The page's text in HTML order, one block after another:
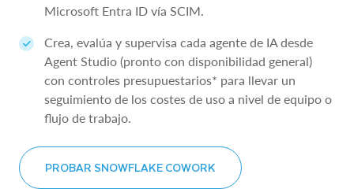
Microsoft Entra ID vía SCIM.
Crea, evalúa y supervisa cada agente de IA desde
Agent Studio (pronto con disponibilidad general)
con controles presupuestarios* para llevar un
seguimiento de los costes de uso a nivel de equipo o
flujo de trabajo.
PROBAR SNOWFLAKE COWORK